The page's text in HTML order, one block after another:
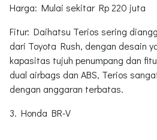
Harga: Mulai sekitar Rp 220 juta
Fitur: Daihatsu Terios sering
dari Toyota Rush, dengan desain
kapasitas tujuh penumpang dan
dual airbags dan ABS, Terios
dengan anggaran terbatas.
3. Honda BR-V